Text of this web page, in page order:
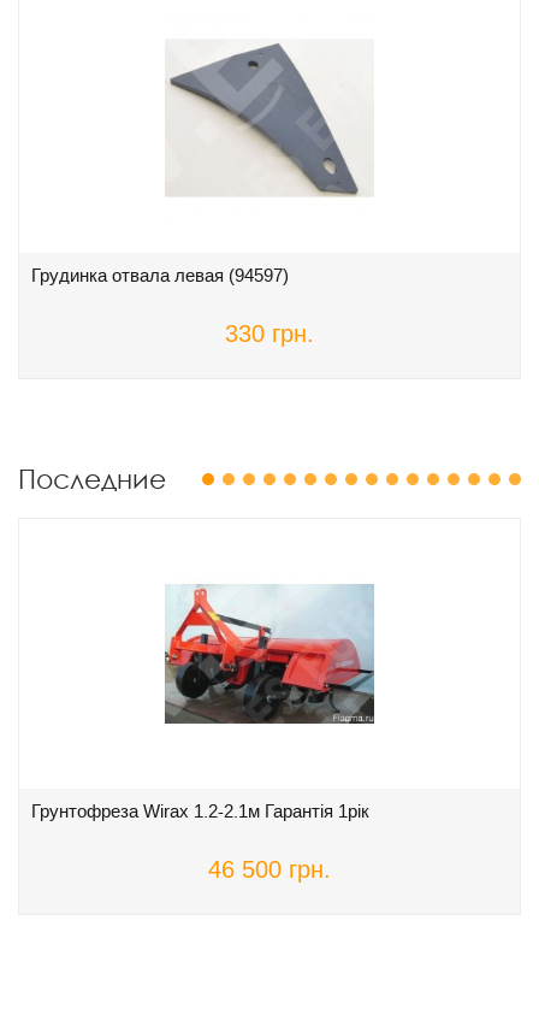
Грудинка отвала левая (94597)
330 грн.
Последние
Грунтофреза Wirax 1.2-2.1м Гарантія 1рік
46 500 грн.
1 2 3 4 5 6 7 8 9 10 11 12 13 14 15 16